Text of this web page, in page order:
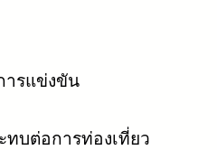
ารแข่งขัน
บต่อการท่องเที่ยว